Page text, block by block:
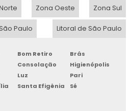
Zona Oeste Zona Sul
Paulo Litoral de São Paulo
Bom Retiro
Brás
Consolação
Higienópolis
Luz
Pari
Santa Efigênia
Sé